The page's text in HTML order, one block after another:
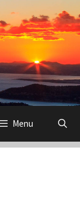
Menu